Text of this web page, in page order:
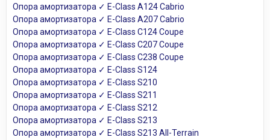
Опора амортизатора ✓ E-Class A124 Cabrio
Опора амортизатора ✓ E-Class A207 Cabrio
Опора амортизатора ✓ E-Class C124 Coupe
Опора амортизатора ✓ E-Class C207 Coupe
Опора амортизатора ✓ E-Class C238 Coupe
Опора амортизатора ✓ E-Class S124
Опора амортизатора ✓ E-Class S210
Опора амортизатора ✓ E-Class S211
Опора амортизатора ✓ E-Class S212
Опора амортизатора ✓ E-Class S213
Опора амортизатора ✓ E-Class S213 All-Terrain